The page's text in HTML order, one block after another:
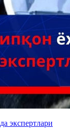
экспертлари